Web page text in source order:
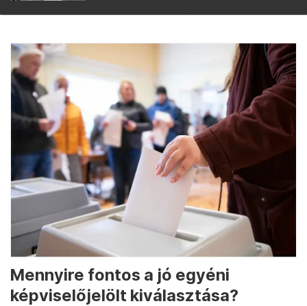
Mennyire fontos a jó egyéni
képviselőjelölt kiválasztása?